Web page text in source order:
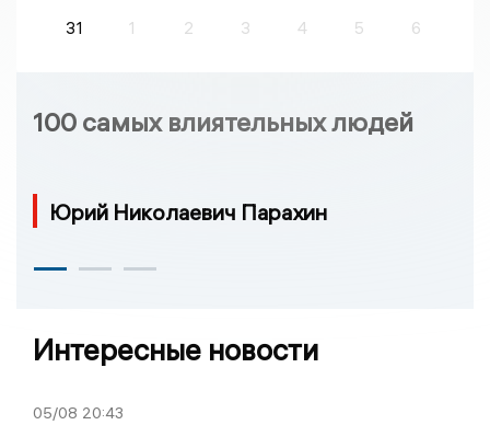
31
1 2 3 4 5 6
100 самых влиятельных людей
Юрий Николаевич Парахин
Интересные новости
05/08 20:43